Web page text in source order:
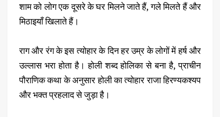
शाम को लोग एक दूसरे के घर मिलने जाते हैं, गले मिलते हैं और
मिठाइयाँ खिलाते हैं।
राग और रंग के इस त्योहार के दिन हर उम्र के लोगों में हर्ष और
उल्लास भरा होता है। होली शब्द होलिका से बना है, प्राचीन
पौराणिक कथा के अनुसार होली का त्योहार राजा हिरण्यकश्यप
और भक्त प्रहलाद से जुड़ा है।